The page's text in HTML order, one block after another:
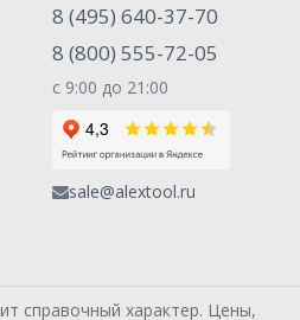
8 (495) 640-37-70
8 (800) 555-72-05
с 9:00 до 21:00
sale@alextool.ru
справочный характер. Цены,